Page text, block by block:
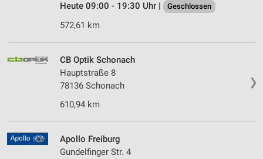
Heute 09:00 - 19:30 Uhr |
Geschlossen
572,61 km
❯
CB Optik Schonach
Hauptstraße 8
78136 Schonach
610,94 km
Apollo Freiburg
Gundelfinger Str. 4